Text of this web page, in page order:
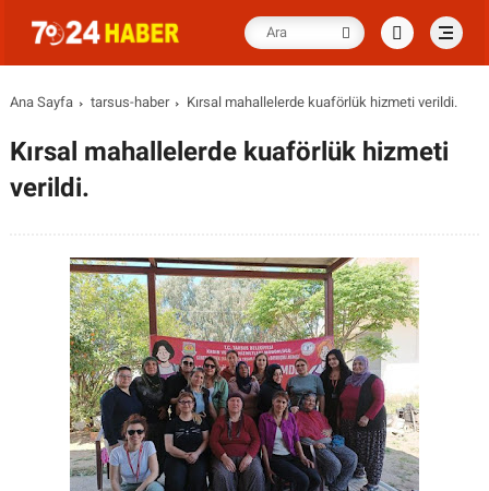
Ana Sayfa tarsus-haber Kırsal mahallelerde kuaförlük hizmeti verildi.
Kırsal mahallelerde kuaförlük hizmeti
verildi.